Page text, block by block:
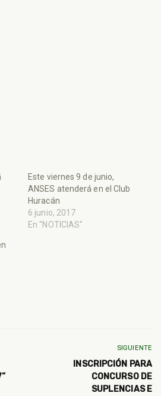
Este viernes 9 de junio,
ANSES atenderá en el Club
Huracán
6 junio, 2017
En "NOTICIAS"
SIGUIENTE
INSCRIPCIÓN PARA
CONCURSO DE
SUPLENCIAS E